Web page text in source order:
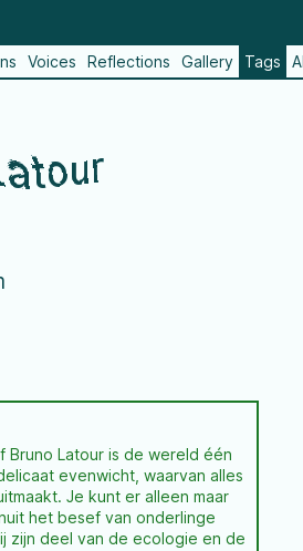
Voices Reflections Gallery Tags
Bruno Latour is de wereld één
evenwicht, waarvan alles
Je kunt er alleen maar
het besef van onderlinge
zijn deel van de ecologie en de